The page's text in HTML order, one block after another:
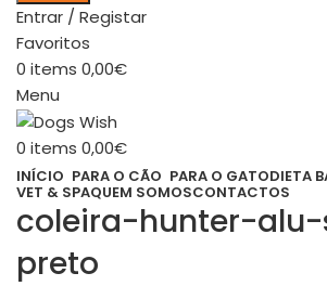
Entrar / Registar
Favoritos
0 items 0,00€
Menu
0 items 0,00€
INÍCIO PARA O CÃO PARA O GATODIETA
VET & SPAQUEM SOMOSCONTACTOS
coleira-hunter-
preto